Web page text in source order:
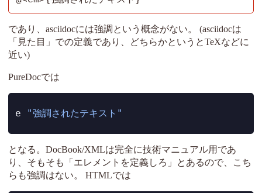
であり、asciidocには強調という概念がない。 (asciidocは
「見た目」での定義であり、どちらかというとTeXなどに
近い)
PureDocでは
e "強調されたテキスト"
となる。DocBook/XMLは完全に技術マニュアル用であ
り、そもそも「エレメントを定義しろ」とあるので、こち
らも強調はない。 HTMLでは